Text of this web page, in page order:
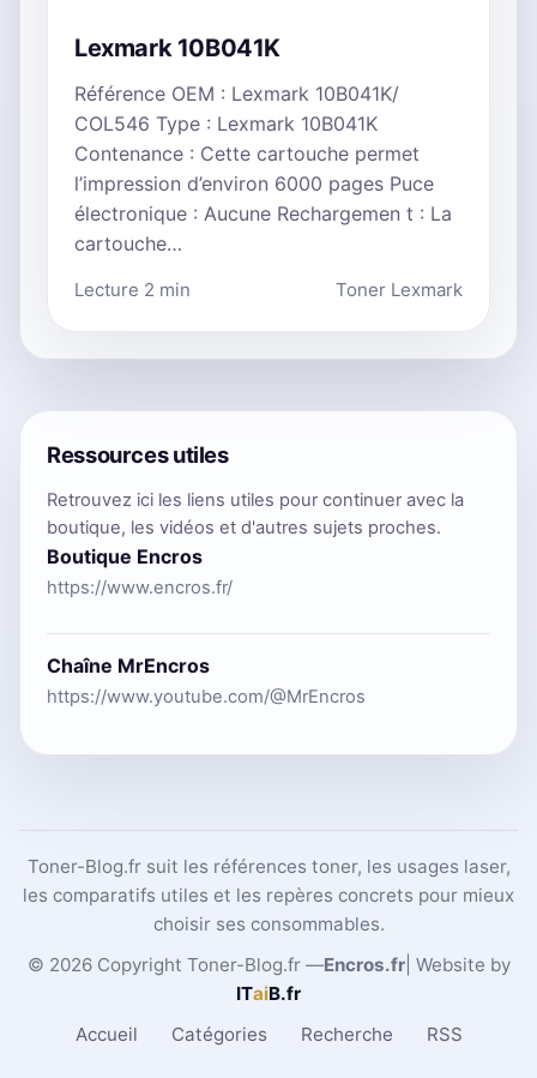
Lexmark 10B041K
Référence OEM : Lexmark 10B041K/
COL546 Type : Lexmark 10B041K
Contenance : Cette cartouche permet
l’impression d’environ 6000 pages Puce
électronique : Aucune Rechargemen t : La
cartouche…
Lecture 2 min Toner Lexmark
Ressources utiles
Retrouvez ici les liens utiles pour continuer avec la
boutique, les vidéos et d'autres sujets proches.
Boutique Encros
https://www.encros.fr/
Chaîne MrEncros
https://www.youtube.com/@MrEncros
Toner-Blog.fr suit les références toner, les usages laser,
les comparatifs utiles et les repères concrets pour mieux
choisir ses consommables.
© 2026 Copyright Toner-Blog.fr —Encros.fr| Website by
ITaiB.fr
Accueil
Catégories Recherche RSS